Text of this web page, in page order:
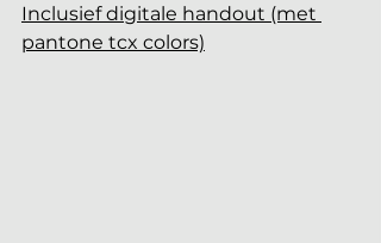
Inclusief digitale handout (met
pantone tcx colors)